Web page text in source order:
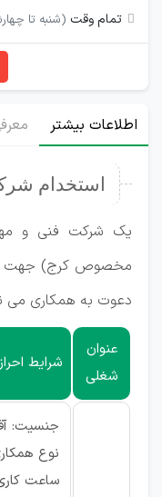
تمام وقت (شنبه تا چهارشنبه 7 الی 16 و
اطلاعات بیشتر
استخدام
یک شرکت فنی و
مخصوص کرج) جهت
دعوت به همکاری می
عنوان
شغلی
شرایط احراز
جنسیت:
نوع